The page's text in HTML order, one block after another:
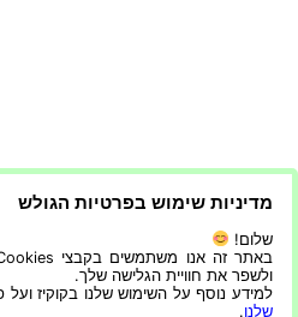
מדיניות שימוש בפרטיות הגולש
שלום!
ולשפר את חוויית הגלישה שלך.
למידע נוסף על השימוש שלנו בקוקיז ועל
שלנו.